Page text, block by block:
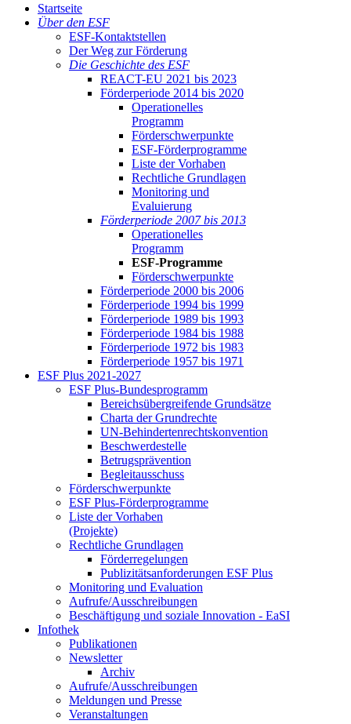
Start­sei­te
Über den ESF
ESF-Kon­takt­stel­len
Der Weg zur För­de­rung
Die Ge­schich­te des ESF
RE­ACT-EU 2021 bis 2023
För­der­pe­ri­ode 2014 bis 2020
Ope­ra­tio­nel­les
Pro­gramm
För­der­schwer­punk­te
ESF-För­der­pro­gram­me
Lis­te der Vor­ha­ben
Recht­li­che Grund­la­gen
Mo­ni­to­ring und
Eva­lu­ie­rung
För­der­pe­ri­ode 2007 bis 2013
Ope­ra­tio­nel­les
Pro­gramm
ESF-Pro­gram­me
För­der­schwer­punk­te
För­der­pe­ri­ode 2000 bis 2006
För­der­pe­ri­ode 1994 bis 1999
För­der­pe­ri­ode 1989 bis 1993
För­der­pe­ri­ode 1984 bis 1988
För­der­pe­ri­ode 1972 bis 1983
För­der­pe­ri­ode 1957 bis 1971
ESF Plus 2021-2027
ESF Plus-Bun­des­pro­gramm
Be­reichs­über­grei­fen­de Grund­sät­ze
Char­ta der Grund­rech­te
UN-Be­hin­der­ten­rechts­kon­ven­ti­on
Be­schwer­de­stel­le
Be­trugs­prä­ven­ti­on
Be­glei­taus­schuss
För­der­schwer­punk­te
ESF Plus-För­der­pro­gram­me
Lis­te der Vor­ha­ben
(Pro­jek­te)
Recht­li­che Grund­la­gen
För­der­re­ge­lun­gen
Pu­bli­zi­täts­an­for­de­run­gen ESF Plus
Mo­ni­to­ring und Eva­lua­ti­on
Auf­ru­fe/Aus­schrei­bun­gen
Be­schäf­ti­gung und so­zia­le In­no­va­ti­on - Ea­SI
In­fo­thek
Pu­bli­ka­tio­nen
Newslet­ter
Ar­chiv
Auf­ru­fe/Aus­schrei­bun­gen
Mel­dun­gen und Pres­se
Ver­an­stal­tun­gen